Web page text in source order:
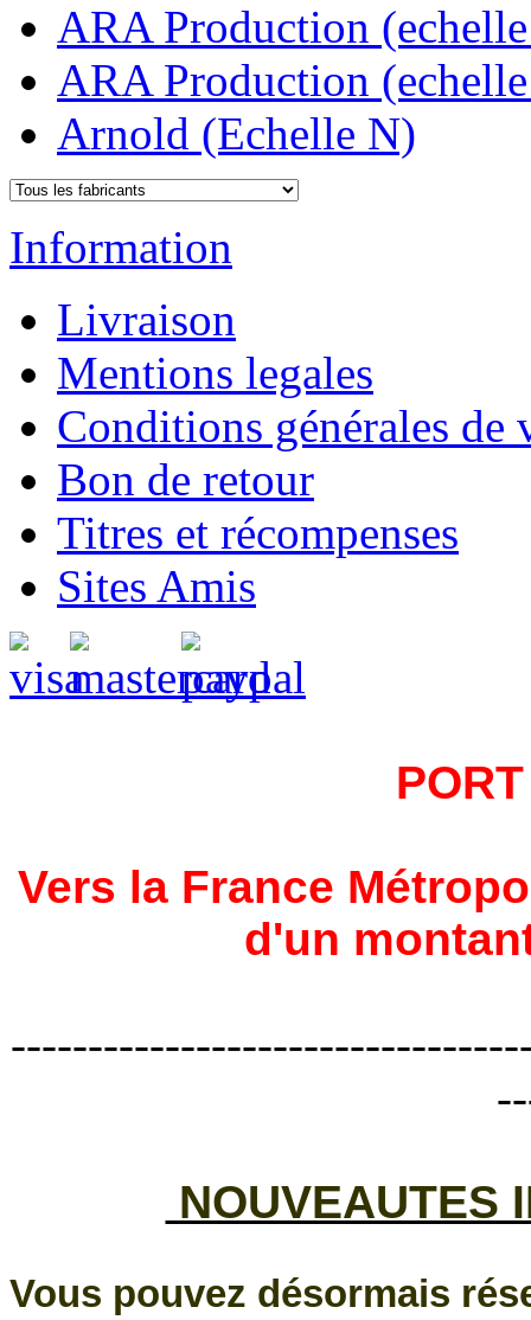
ARA Production
ARA Production
Arnold (Echelle N)
Information
Livraison
Mentions legales
Conditions générales de
Bon de retour
Titres et récompenses
Sites Amis
Vers la France
d'un
NOUVEAUTES
Vous pouvez désormais